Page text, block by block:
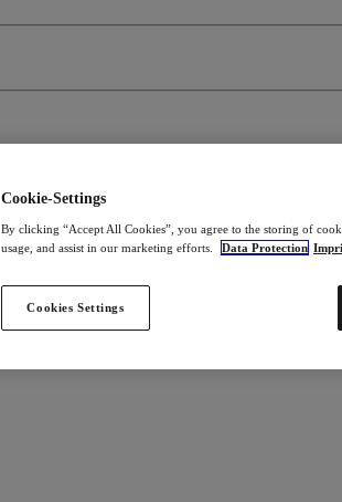
Cookie-Settings
By clicking “Accept All Cookies”, you agree to the storing of
usage, and assist in our marketing efforts.
Data Protection
Cookies Settings